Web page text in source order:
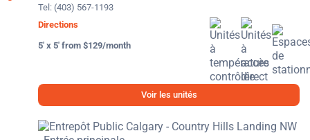
Tel: (403) 567-1193
Directions
5' x 5' from $129/month
Voir les unités